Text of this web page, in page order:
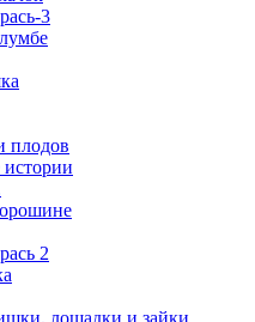
3
плодов
2
лошадки и зайки